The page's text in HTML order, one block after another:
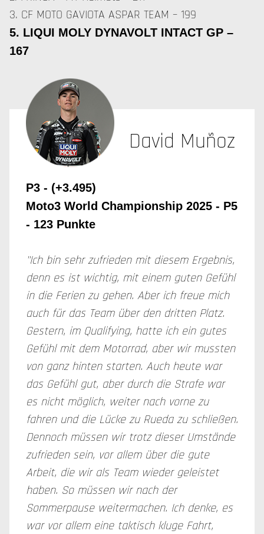
3. CF MOTO GAVIOTA ASPAR TEAM – 199
5. LIQUI MOLY DYNAVOLT INTACT GP –
167
David Muñoz
P3 - (+3.495)
Moto3 World Championship 2025 - P5
- 123 Punkte
"Ich bin sehr zufrieden mit diesem Ergebnis,
denn es ist wichtig, mit einem guten Gefühl
in die Ferien zu gehen. Aber ich freue mich
auch für das Team über den dritten Platz.
Gestern, im Qualifying, hatte ich ein gutes
Gefühl mit dem Motorrad, aber wir mussten
von ganz hinten starten. Auch heute war
das Gefühl gut, aber durch die Strafe war
es nicht möglich, weiter nach vorne zu
fahren und die Lücke zu Rueda zu schließen.
Dennoch müssen wir trotz dieser Umstände
zufrieden sein, vor allem über die gute
Arbeit, die wir als Team wieder geleistet
haben. So müssen wir nach der
Sommerpause weitermachen. Ich denke, es
war vor allem eine taktisch kluge Fahrt,